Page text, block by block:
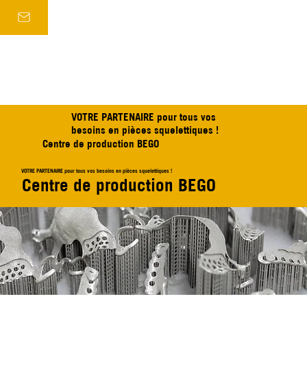
VOTRE PARTENAIRE pour tous vos
besoins en pièces squelettiques !
Centre de production BEGO
VOTRE PARTENAIRE pour tous vos besoins en pièces squelettiques !
Centre de production BEGO